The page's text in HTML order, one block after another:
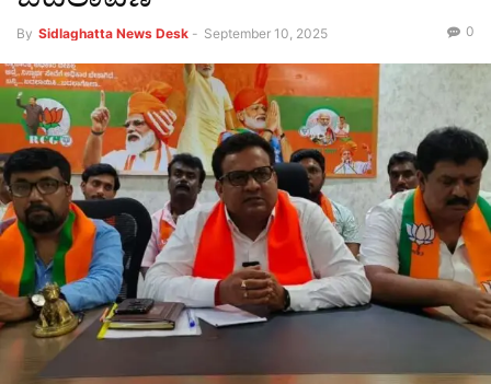
By Sidlaghatta News Desk - September 10, 2025 0